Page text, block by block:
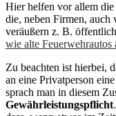
Hier helfen vor allem die
die, neben Firmen, auch
veräußern z. B.
wie alte
Zu beachten ist hierbei,
an eine Privatperson eine
sprach man in diesem
Gewährleistungspflicht